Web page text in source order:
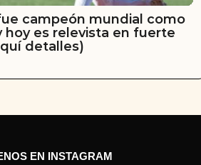
campeón mundial como
hoy es relevista en fuerte
detalles)
EN INSTAGRAM